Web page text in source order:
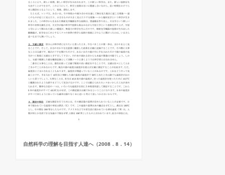
自然科学の理解を目指す人達へ（2008．8．14）